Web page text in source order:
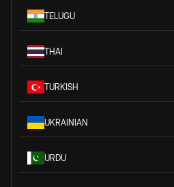
TELUGU
THAI
TURKISH
UKRAINIAN
URDU